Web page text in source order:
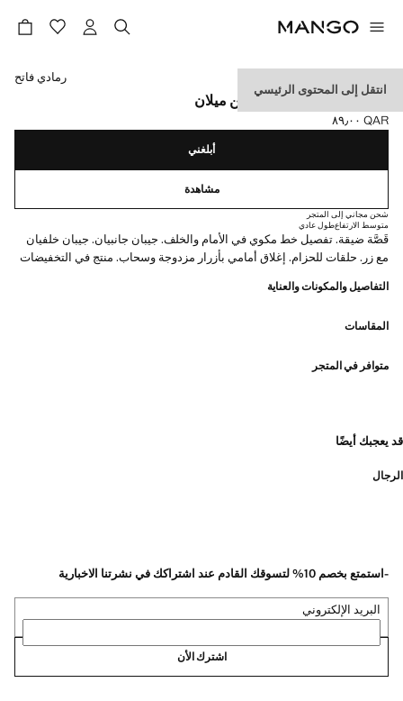
انتقل إلى المحتوى الرئيسي
بنطلون بدلة بقصة ضيقة من ميلان
السعر الحالي [QAR ٨٩٫٠٠ ]
QAR ٨٩٫٠٠
حدد اللون
رمادي فاتح
أبلغني
مشاهدة
شحن مجاني إلى المتجر
متوسط الارتفاعطول عادي
قَصَّة ضيقة. تفصيل خط مكوي في الأمام والخلف. جيبان جانبيان. جيبان خلفيان
مع زر. حلقات للحزام. إغلاق أمامي بأزرار مزدوجة وسحاب. منتج في التخفيضات
التفاصيل والمكونات والعناية
المقاسات
متوافر في المتجر
قد يعجبك أيضًا
الرجال
-استمتع بخصم 10% لتسوقك القادم عند اشتراكك في نشرتنا الاخبارية
البريد الإلكتروني
اشترك الأن